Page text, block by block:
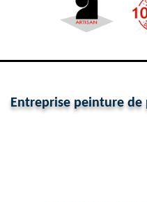
Entreprise peinture de